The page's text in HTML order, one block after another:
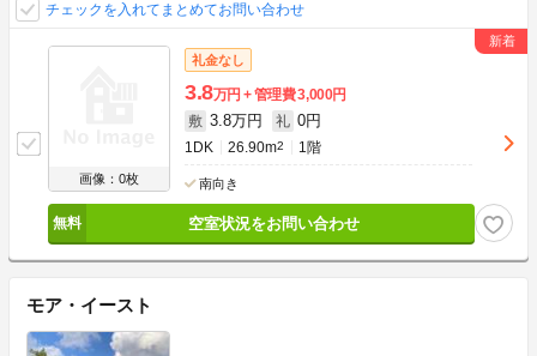
チェックを入れてまとめてお問い合わせ
画像：0枚
礼金なし
3.8万円 管理費3,000円
敷 3.8万円 礼 0円
1DK 26.90m2 1階
南向き
空室状況をお問い合わせ
モア・イースト